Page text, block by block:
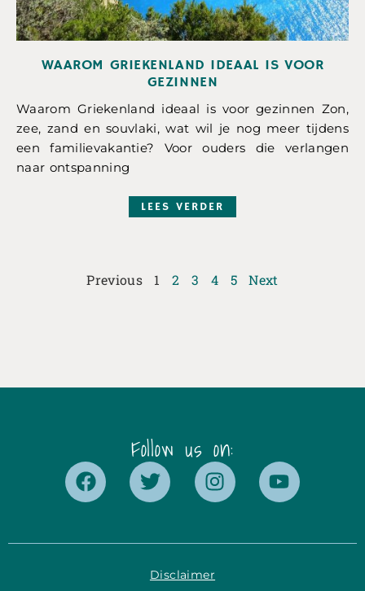
WAAROM GRIEKENLAND IDEAAL IS VOOR
GEZINNEN
Waarom Griekenland ideaal is voor gezinnen Zon,
zee, zand en souvlaki, wat wil je nog meer tijdens
een familievakantie? Voor ouders die verlangen
naar ontspanning
LEES VERDER
Previous 1 2 3 4 5 Next
Follow us on:
Disclaimer